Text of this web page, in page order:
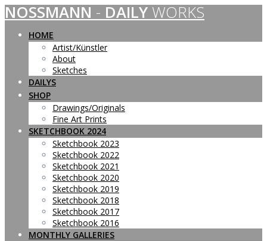
Skip
to
content
NOSSMANN - DAILY WORKS
HOME
Artist/Künstler
About
Sketches
DAILYS
SHOP
Drawings/Originals
Fine Art Prints
SKETCHBOOK 2024
Sketchbook 2023
Sketchbook 2022
Sketchbook 2021
Sketchbook 2020
Sketchbook 2019
Sketchbook 2018
Sketchbook 2017
Sketchbook 2016
MONTHLY GALLERIES